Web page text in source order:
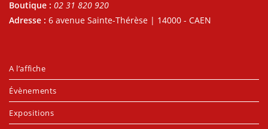
Boutique : 02 31 820 920
Adresse : 6 avenue Sainte-Thérèse | 14000 - CAEN
A l’affiche
Évènements
Expositions